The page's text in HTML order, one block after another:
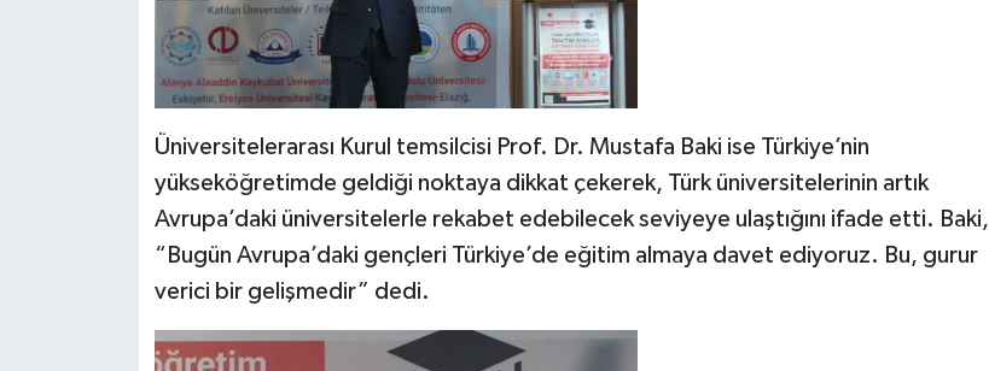
Üniversitelerarası Kurul temsilcisi Prof. Dr. Mustafa Baki ise Türkiye’nin
yükseköğretimde geldiği noktaya dikkat çekerek, Türk üniversitelerinin artık
Avrupa’daki üniversitelerle rekabet edebilecek seviyeye ulaştığını ifade etti. Baki,
“Bugün Avrupa’daki gençleri Türkiye’de eğitim almaya davet ediyoruz. Bu, gurur
verici bir gelişmedir” dedi.